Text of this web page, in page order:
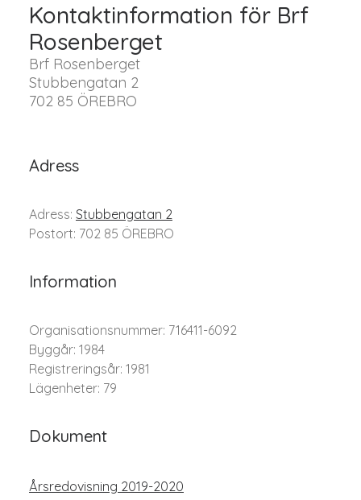
Kontaktinformation för Brf
Rosenberget
Brf Rosenberget
Stubbengatan 2
702 85 ÖREBRO
Adress
Adress: Stubbengatan 2
Postort: 702 85 ÖREBRO
Information
Organisationsnummer: 716411-6092
Byggår: 1984
Registreringsår: 1981
Lägenheter: 79
Dokument
Årsredovisning 2019-2020